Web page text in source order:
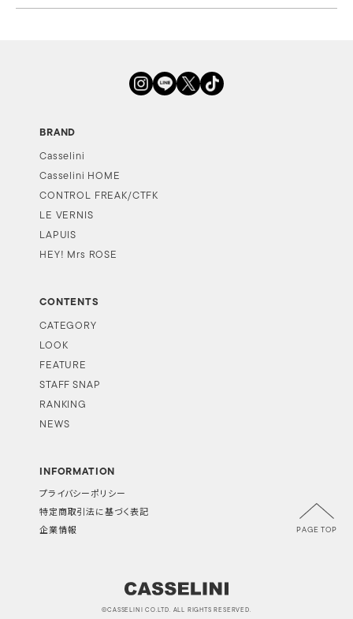
BRAND
Casselini
Casselini HOME
CONTROL FREAK/CTFK
LE VERNIS
LAPUIS
HEY! Mrs ROSE
CONTENTS
CATEGORY
LOOK
FEATURE
STAFF SNAP
RANKING
NEWS
INFORMATION
プライバシーポリシー
特定商取引法に基づく表記
企業情報
©CASSELINI CO.LTD. ALL RIGHTS RESERVED.
PAGE TOP